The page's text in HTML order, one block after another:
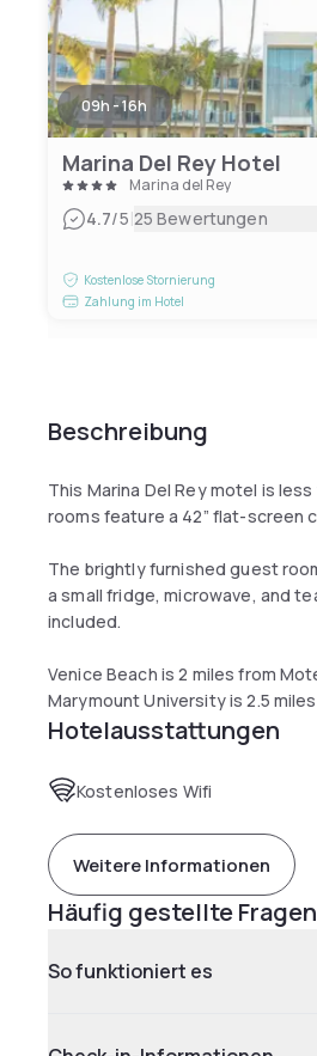
09h - 16h
Marina Del Rey Hotel
Marina del Rey
4.7/5|25 Bewertungen
Kostenlose Stornierung
Zahlung im Hotel
Beschreibung
This Marina Del Rey motel is
rooms feature a 42” flat-screen
The brightly furnished guest
a small fridge, microwave, and
included.
Venice Beach is 2 miles from
Marymount University is 2.5
Hotelausstattungen
Kostenloses Wifi
Weitere Informationen
Häufig gestellte Fragen
So funktioniert es